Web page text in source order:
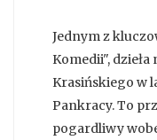
Jednym z
Komedii",
Krasińskiego w
Pankracy. To
pogardliwy